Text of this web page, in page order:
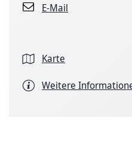
E-Mail
Karte
Weitere